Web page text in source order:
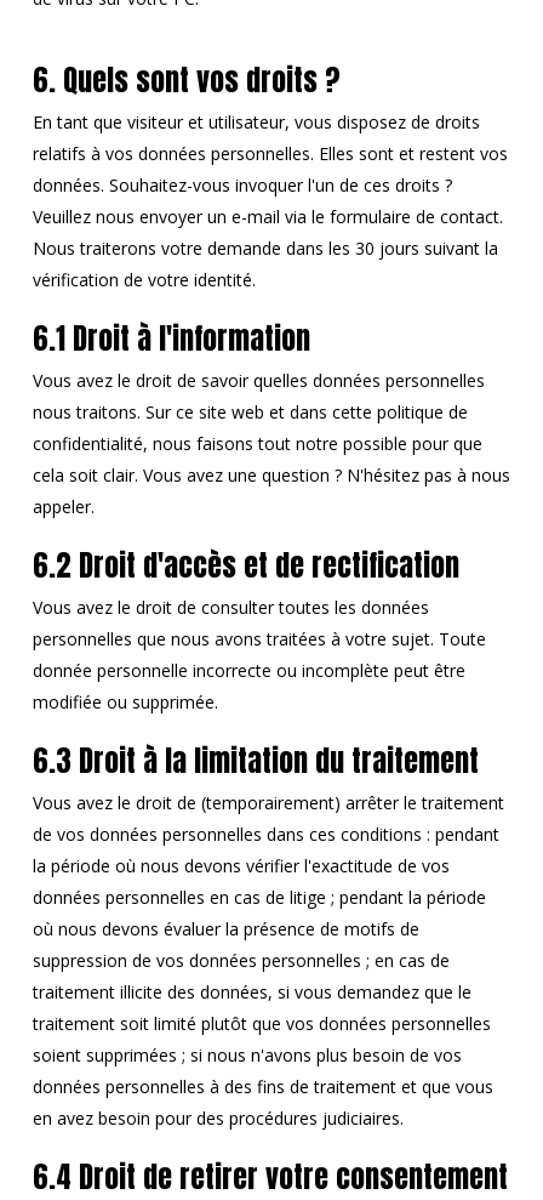
6. Quels sont vos droits ?
En tant que visiteur et utilisateur, vous disposez de droits
relatifs à vos données personnelles. Elles sont et restent vos
données. Souhaitez-vous invoquer l'un de ces droits ?
Veuillez nous envoyer un e-mail via le formulaire de contact.
Nous traiterons votre demande dans les 30 jours suivant la
vérification de votre identité.
6.1 Droit à l'information
Vous avez le droit de savoir quelles données personnelles
nous traitons. Sur ce site web et dans cette politique de
confidentialité, nous faisons tout notre possible pour que
cela soit clair. Vous avez une question ? N'hésitez pas à nous
appeler.
6.2 Droit d'accès et de rectification
Vous avez le droit de consulter toutes les données
personnelles que nous avons traitées à votre sujet. Toute
donnée personnelle incorrecte ou incomplète peut être
modifiée ou supprimée.
6.3 Droit à la limitation du traitement
Vous avez le droit de (temporairement) arrêter le traitement
de vos données personnelles dans ces conditions : pendant
la période où nous devons vérifier l'exactitude de vos
données personnelles en cas de litige ; pendant la période
où nous devons évaluer la présence de motifs de
suppression de vos données personnelles ; en cas de
traitement illicite des données, si vous demandez que le
traitement soit limité plutôt que vos données personnelles
soient supprimées ; si nous n'avons plus besoin de vos
données personnelles à des fins de traitement et que vous
en avez besoin pour des procédures judiciaires.
6.4 Droit de retirer votre consentement